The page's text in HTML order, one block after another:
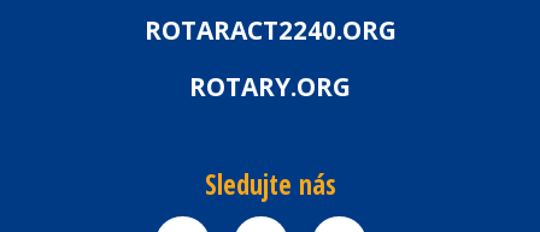
ROTARACT2240.ORG
ROTARY.ORG
Sledujte nás